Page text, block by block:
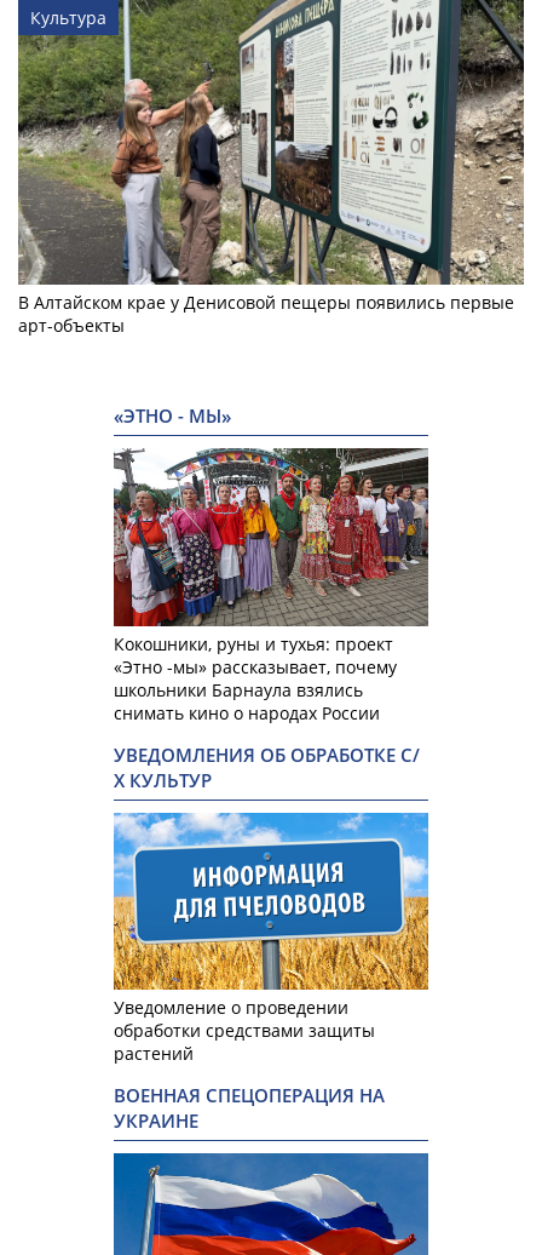
Культура
В Алтайском крае у Денисовой пещеры появились первые
арт-объекты
«ЭТНО - МЫ»
Кокошники, руны и тухья: проект
«Этно -мы» рассказывает, почему
школьники Барнаула взялись
снимать кино о народах России
УВЕДОМЛЕНИЯ ОБ ОБРАБОТКЕ С/
Х КУЛЬТУР
Уведомление о проведении
обработки средствами защиты
растений
ВОЕННАЯ СПЕЦОПЕРАЦИЯ НА
УКРАИНЕ